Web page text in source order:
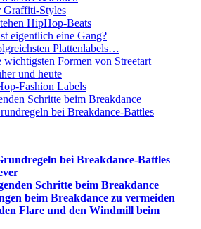
Graffiti-Styles
HipHop-Beats
eigentlich eine Gang?
Plattenlabels…
wichtigsten Formen von Streetart
und heute
Fashion Labels
Schritte beim Breakdance
bei Breakdance-Battles
bei Breakdance-Battles
Schritte beim Breakdance
beim Breakdance zu vermeiden
Flare und den Windmill beim